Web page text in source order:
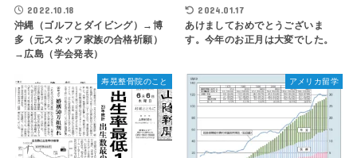
2022.10.18
沖縄（ゴルフとダイビング）→博
多（元スタッフ家族の合格祈願）
→広島（学会発表）
2024.01.17
あけましておめでとうございま
す。今年のお正月は大変でした。
寿晃整骨院のこと アメリカ留学